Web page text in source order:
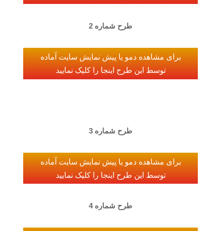
طرح شماره 2
برای مشاهده دمو یا پیش نمایش سایت آماده
توسط این طرح اینجا را کلیک نمایید
طرح شماره 3
برای مشاهده دمو یا پیش نمایش سایت آماده
توسط این طرح اینجا را کلیک نمایید
طرح شماره 4